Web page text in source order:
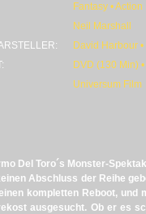
Fantasy • Action
Neil Marshall
David Harbour
DVD (130 Min)
Universum Film
Del Toro´s Monster-
Abschluss der Reihe
kompletten Reboot, und
ausgesucht. Ob er es